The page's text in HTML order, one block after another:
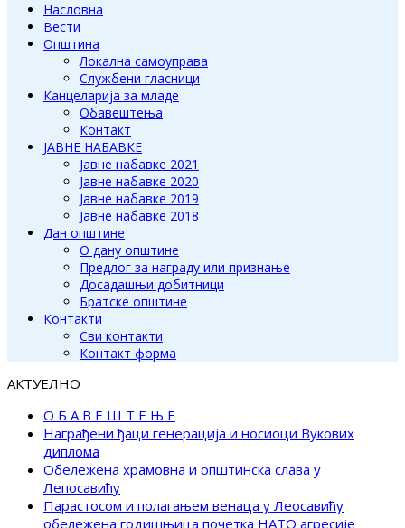
Насловна
Вести
Општина
Локална самоуправа
Службени гласници
Канцеларија за младе
Обавештења
Контакт
ЈАВНЕ НАБАВКЕ
Јавне набавке 2021
Јавне набавке 2020
Јавне набавке 2019
Јавне набавке 2018
Дан општине
О дану општине
Предлог за награду или признање
Досадашњи добитници
Братске општине
Контакти
Сви контакти
Контакт форма
АКТУЕЛНО
О Б А В Е Ш Т Е Њ Е
Награђени ђаци генерација и носиоци Вукових
диплома
Обележена храмовна и општинска слава у
Лепосавићу
Парастосом и полагањем венаца у Леосавићу
обележена годишњица почетка НАТО агресије